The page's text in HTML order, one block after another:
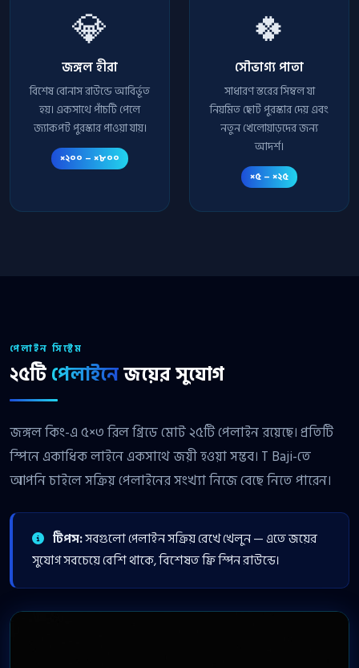
💎
জঙ্গল হীরা
বিশেষ বোনাস রাউন্ডে আবির্ভূত
হয়। একসাথে পাঁচটি পেলে
জ্যাকপট পুরস্কার পাওয়া যায়।
×২০০ – ×৮০০
🍀
সৌভাগ্য পাতা
সাধারণ স্তরের সিম্বল যা
নিয়মিত ছোট পুরস্কার দেয় এবং
নতুন খেলোয়াড়দের জন্য
আদর্শ।
×৫ – ×২৫
পেলাইন সিস্টেম
২৫টিপেলাইনেজয়ের সুযোগ
জঙ্গল কিং-এ ৫×৩ রিল গ্রিডে মোট ২৫টি পেলাইন রয়েছে। প্রতিটি
স্পিনে একাধিক লাইনে একসাথে জয়ী হওয়া সম্ভব। T Baji-তে
আপনি চাইলে সক্রিয় পেলাইনের সংখ্যা নিজে বেছে নিতে পারেন।
টিপস:সবগুলো পেলাইন সক্রিয় রেখে খেলুন — এতে জয়ের
সুযোগ সবচেয়ে বেশি থাকে, বিশেষত ফ্রি স্পিন রাউন্ডে।